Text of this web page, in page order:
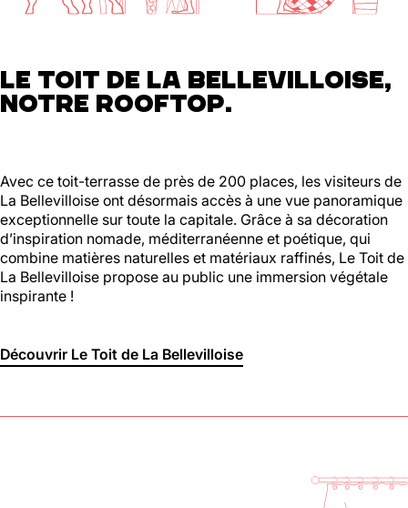
LE TOIT DE LA BELLEVILLOISE,
NOTRE ROOFTOP.
Avec ce toit-terrasse de près de 200 places, les visiteurs de
La Bellevilloise ont désormais accès à une vue panoramique
exceptionnelle sur toute la capitale. Grâce à sa décoration
d’inspiration nomade, méditerranéenne et poétique, qui
combine matières naturelles et matériaux raffinés, Le Toit de
La Bellevilloise propose au public une immersion végétale
inspirante !
Découvrir Le Toit de La Bellevilloise